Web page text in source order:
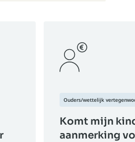
Ouders/wettelijk
Komt mijn
aanmerking